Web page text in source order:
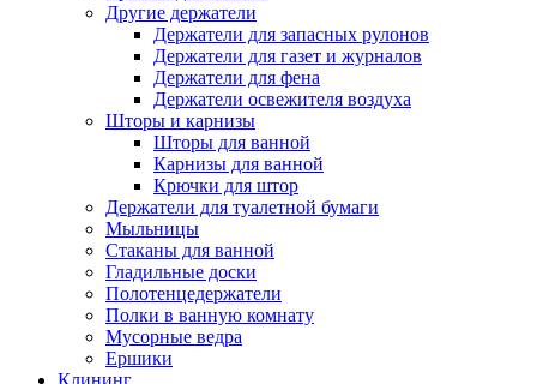
Другие держатели
Держатели для запасных рулонов
Держатели для газет и журналов
Держатели для фена
Держатели освежителя воздуха
Шторы и карнизы
Шторы для ванной
Карнизы для ванной
Крючки для штор
Держатели для туалетной бумаги
Мыльницы
Стаканы для ванной
Гладильные доски
Полотенцедержатели
Полки в ванную комнату
Мусорные ведра
Ершики
Клининг